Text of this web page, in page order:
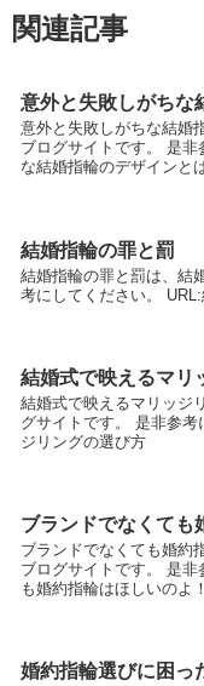
関連記事
意外と失敗しがちな
意外と失敗しがちな結婚
ブログサイトです。 是
な結婚指輪のデザインと
結婚指輪の罪と罰
結婚指輪の罪と罰は、結
考にしてください。
結婚式で映えるマリ
結婚式で映えるマリッジ
グサイトです。 是非参
ジリングの選び方
ブランドでなくても
ブランドでなくても婚約
ブログサイトです。 是
も婚約指輪はほしいのよ！
婚約指輪選びに困っ